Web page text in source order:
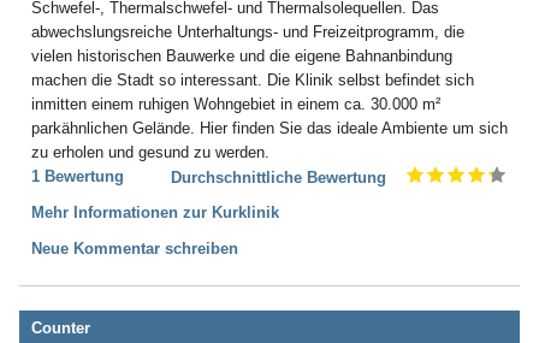
Schwefel-, Thermalschwefel- und Thermalsolequellen. Das
abwechslungsreiche Unterhaltungs- und Freizeitprogramm, die
vielen historischen Bauwerke und die eigene Bahnanbindung
machen die Stadt so interessant. Die Klinik selbst befindet sich
inmitten einem ruhigen Wohngebiet in einem ca. 30.000 m²
parkähnlichen Gelände. Hier finden Sie das ideale Ambiente um sich
zu erholen und gesund zu werden.
1 Bewertung
Durchschnittliche Bewertung
Mehr Informationen zur Kurklinik
Neue Kommentar schreiben
Counter